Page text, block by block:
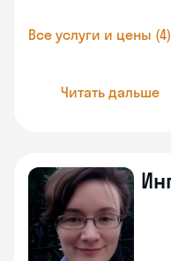
Все услуги и цены (4)
Читать дальше